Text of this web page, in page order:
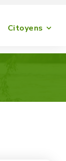
Citoyens